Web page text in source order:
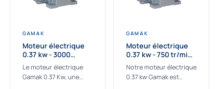
GAMAK
Moteur électrique
0.37 kw - 3000
Tr/min - 230/400v -
Taille 63 - IE2
Le moteur électrique
Gamak 0.37 Kw, une
GAMAK
Moteur électrique
0.37 kw - 750 tr/min -
230/400V - IE2
Notre moteur électrique
0.37 kw Gamak est